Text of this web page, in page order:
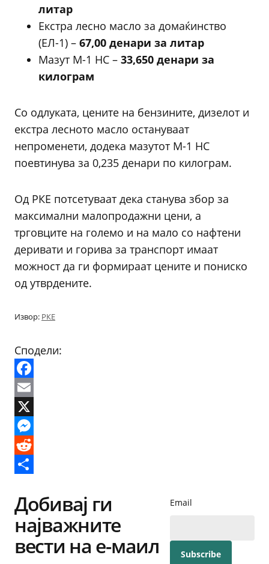
литар
Екстра лесно масло за домаќинство
(ЕЛ-1) – 67,00 денари за литар
Мазут М-1 НС – 33,650 денари за
килограм
Со одлуката, цените на бензините, дизелот и
екстра лесното масло остануваат
непроменети, додека мазутот М-1 НС
поевтинува за 0,235 денари по килограм.
Од РКЕ потсетуваат дека станува збор за
максимални малопродажни цени, а
трговците на големо и на мало со нафтени
деривати и горива за транспорт имаат
можност да ги формираат цените и пониско
од утврдените.
Извор: РКЕ
Сподели:
Facebook
Email
X
Messenger
Reddit
Добивај ги
најважните
вести на е-маил
Email